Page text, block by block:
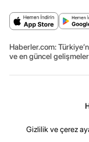
Haberler.com:
ve en güncel
Gizlilik ve çerez